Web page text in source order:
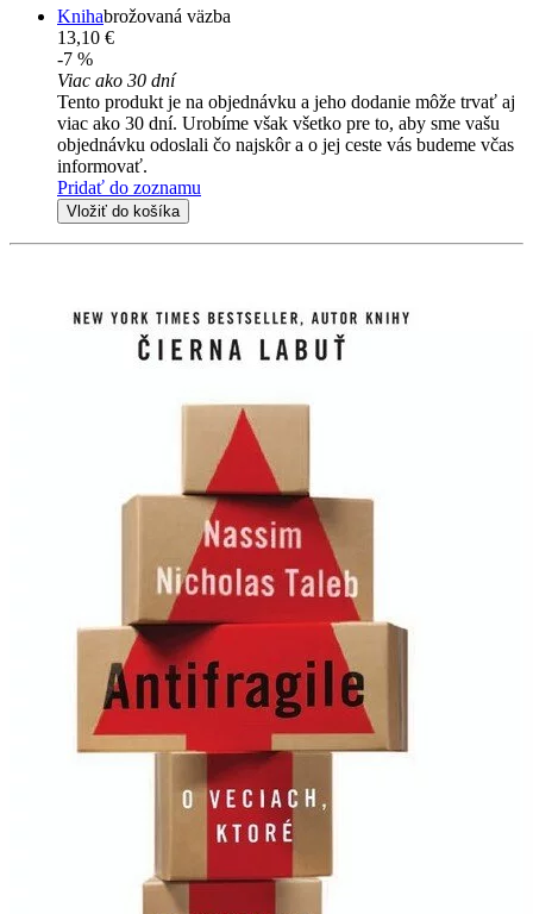
Knihabrožovaná väzba
13,10 €
-7 %
Viac ako 30 dní
Tento produkt je na objednávku a jeho dodanie môže trvať aj
viac ako 30 dní. Urobíme však všetko pre to, aby sme vašu
objednávku odoslali čo najskôr a o jej ceste vás budeme včas
informovať.
Pridať do zoznamu
Vložiť do košíka